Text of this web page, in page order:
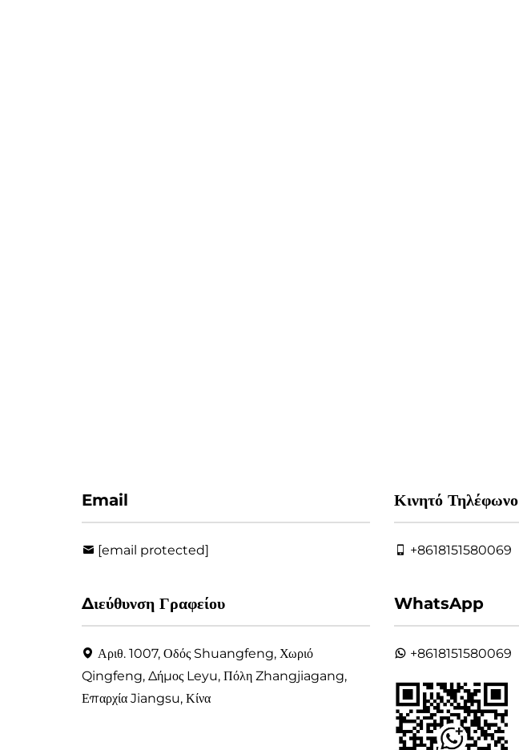
Email
[email protected]
Κινητό Τηλέφωνο
+8618151580069
Διεύθυνση Γραφείου
Αριθ. 1007, Οδός Shuangfeng, Χωριό
Qingfeng, Δήμος Leyu, Πόλη Zhangjiagang,
Επαρχία Jiangsu, Κίνα
WhatsApp
+8618151580069